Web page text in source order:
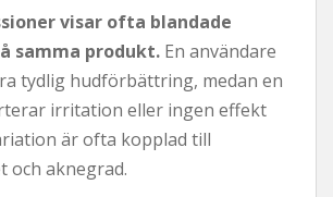
visar ofta blandade
samma produkt. En användare
tydlig hudförbättring, medan en
irritation eller ingen effekt
är ofta kopplad till
och aknegrad.